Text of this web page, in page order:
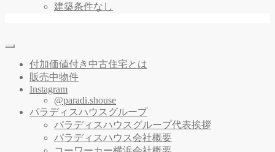
建築条件なし
付加価値付き中古住宅とは
販売中物件
Instagram
@paradi.shouse
パラディスハウスグループ
パラディスハウスグループ代表挨拶
パラディスハウス会社概要